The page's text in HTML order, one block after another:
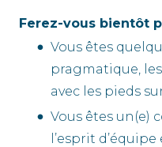
Ferez-vous bientôt
Vous êtes
pragmatique,
avec les pieds
Vous êtes un(e)
l’esprit